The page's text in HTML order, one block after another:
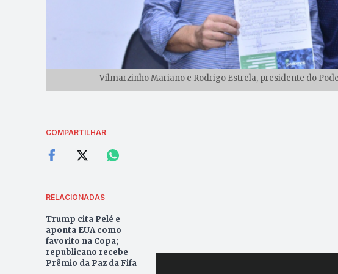
Vilmarzinho Mariano e Rodrigo Estrela, presidente do
COMPARTILHAR
RELACIONADAS
Trump cita Pelé e
aponta EUA como
favorito na Copa;
republicano recebe
Prêmio da Paz da Fifa